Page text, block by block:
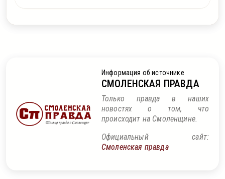
Информация об источнике
СМОЛЕНСКАЯ ПРАВДА
Только правда в наших
новостях о том, что
происходит на Смоленщине.
Официальный сайт:
Смоленская правда